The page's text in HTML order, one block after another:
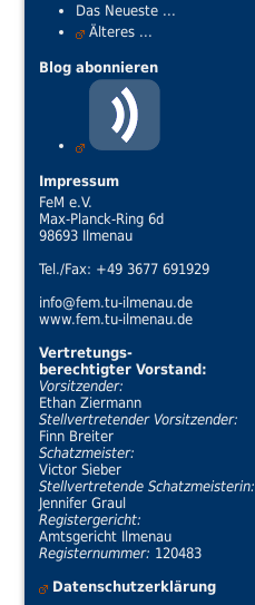
Das Neueste ...
Älteres ...
Blog abonnieren
Impressum
FeM e.V.
Max-Planck-Ring 6d
98693 Ilmenau
Tel./Fax: +49 3677 691929
info@fem.tu-ilmenau.de
www.fem.tu-ilmenau.de
Vertretungs-
berechtigter Vorstand:
Vorsitzender:
Ethan Ziermann
Stellvertretender Vorsitzender:
Finn Breiter
Schatzmeister:
Victor Sieber
Stellvertretende Schatzmeisterin:
Jennifer Graul
Registergericht:
Amtsgericht Ilmenau
Registernummer: 120483
Datenschutzerklärung